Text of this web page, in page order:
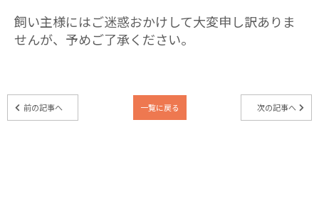
飼い主様にはご迷惑おかけして大変申し訳ありま
せんが、予めご了承ください。
前の記事へ 一覧に戻る 次の記事へ